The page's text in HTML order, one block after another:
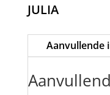
JULIA
Aanvullende